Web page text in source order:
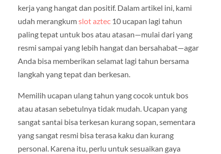
kerja yang hangat dan positif. Dalam artikel ini, kami
udah merangkumslot aztec10 ucapan lagi tahun
paling tepat untuk bos atau atasan—mulai dari yang
resmi sampai yang lebih hangat dan bersahabat—agar
Anda bisa memberikan selamat lagi tahun bersama
langkah yang tepat dan berkesan.
Memilih ucapan ulang tahun yang cocok untuk bos
atau atasan sebetulnya tidak mudah. Ucapan yang
sangat santai bisa terkesan kurang sopan, sementara
yang sangat resmi bisa terasa kaku dan kurang
personal. Karena itu, perlu untuk sesuaikan gaya